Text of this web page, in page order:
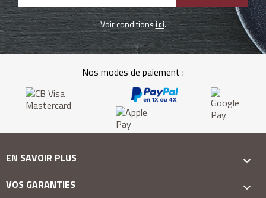
Voir conditionsici.
Nos modes de paiement :
EN SAVOIR PLUS

VOS GARANTIES
